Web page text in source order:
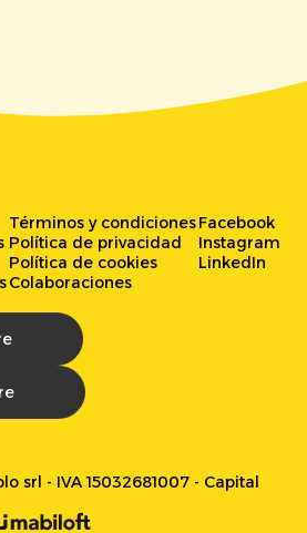
Términos y condiciones
Política de privacidad
Política de cookies
Colaboraciones
Facebook
Instagram
LinkedIn
srl - IVA 15032681007 - Capital